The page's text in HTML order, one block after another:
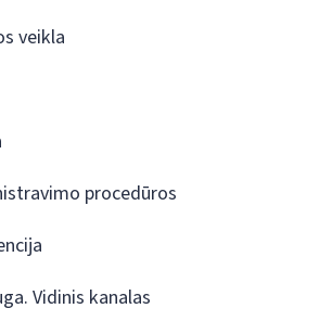
veikla
procedūros
Vidinis kanalas